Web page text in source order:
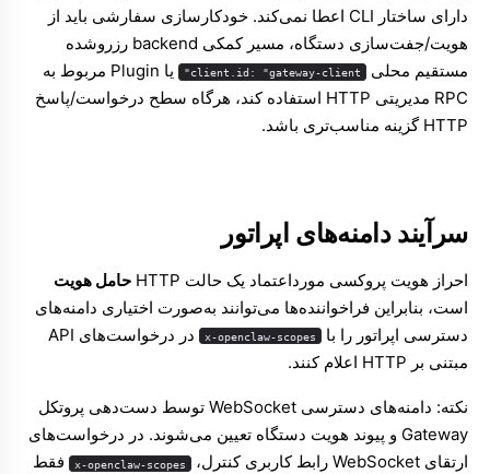
دارای ساختار CLI اعطا نمی‌کند. خودکارسازی سفارشی باید از
هویت/جفت‌سازی دستگاه، مسیر کمکی backend رزروشده
مستقیم محلی
client.id: "gateway-client" یا
Plugin مربوط به
RPC مدیریتی HTTP
استفاده کند، هرگاه سطح درخواست/پاسخ
HTTP گزینه مناسب‌تری باشد.
سرآیند دامنه‌های اپراتور
احراز هویت پروکسی مورداعتماد یک حالت HTTP
حامل هویت
است، بنابراین فراخواننده‌ها می‌توانند به‌صورت اختیاری دامنه‌های
دسترسی اپراتور را با
x-openclaw-scopes
در درخواست‌های API
مبتنی بر HTTP اعلام کنند.
نکته: دامنه‌های دسترسی WebSocket توسط دست‌دهی پروتکل
Gateway و پیوند هویت دستگاه تعیین می‌شوند. در درخواست‌های
ارتقای WebSocket رابط کاربری کنترل،
x-openclaw-scopes فقط